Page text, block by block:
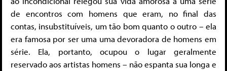
de encontros com homens que eram, no final das
contas, insubstituíveis, um tão bom quanto o outro – ela
era famosa por ser uma uma devoradora de homens em
série. Ela, portanto, ocupou o lugar geralmente
reservado aos artistas homens – não espanta sua longa e